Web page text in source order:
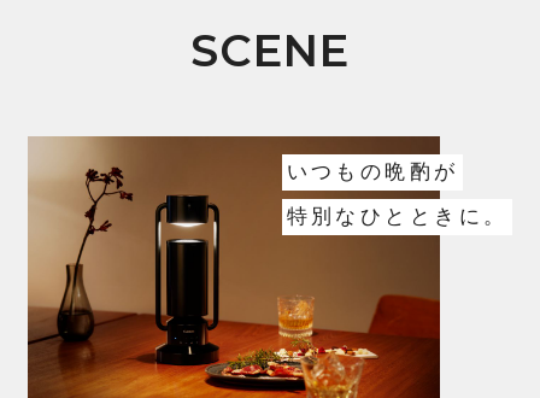
SCENE
いつもの晩酌が
特別なひとときに。